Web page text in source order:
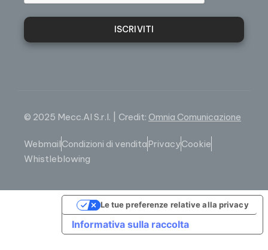
ISCRIVITI
© 2025 Mecc.Al S.r.l. | Credit: Omnia Comunicazione
WebmailCondizioni di venditaPrivacyCookie
Whistleblowing
Informativa sulla raccolta
Le tue preferenze relative alla privacy